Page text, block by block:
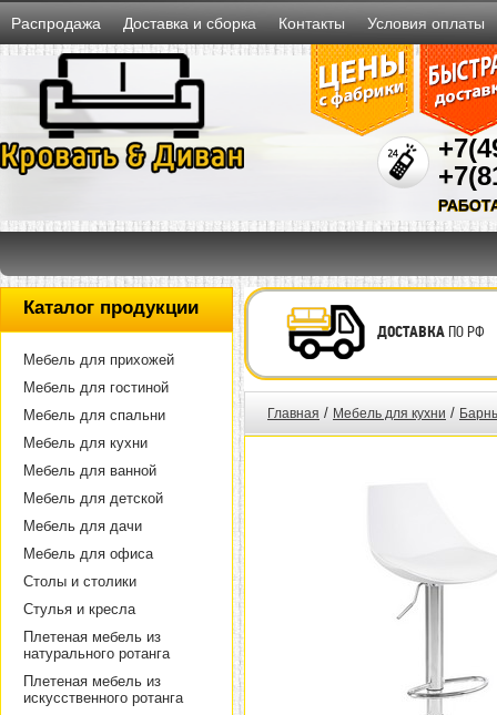
Распродажа Доставка и сборка Контакты Условия оплаты
Каталог продукции
Мебель для прихожей
Мебель для гостиной
Мебель для спальни
Мебель для кухни
Мебель для ванной
Мебель для детской
Мебель для дачи
Мебель для офиса
Столы и столики
Стулья и кресла
Плетеная мебель из
натурального ротанга
Плетеная мебель из
искусственного ротанга
ДОСТАВКАПО РФ
Главная / Мебель для кухни /